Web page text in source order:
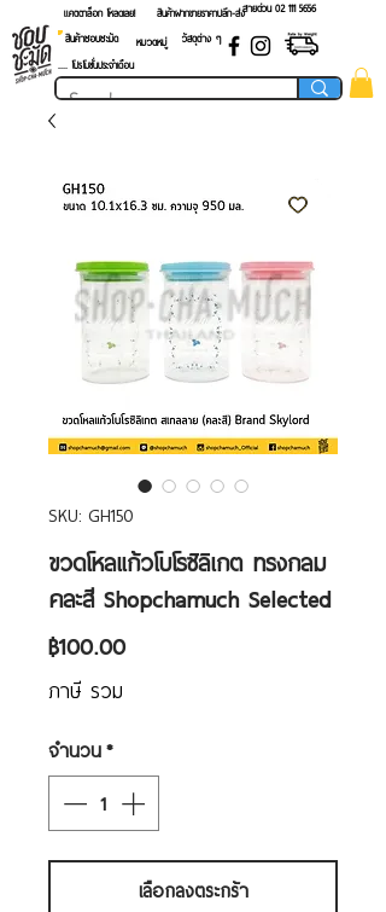
แคตตาล็อก โหลดเลย! สายด่วน 02 ​111 5656
สินค้าฝากขายราคาปลีก-ส่ง
สินค้าชอบชะมัด
หมวดหมู่
วัสดุต่าง ๆ
.... โปรโมชั่นประจำเดือน
SKU: GH150
ขวดโหลแก้วโบโรซิลิเกต ทรงกลม
คละสี Shopchamuch Selected
฿100.00ราคา
ภาษี รวม
จำนวน*
เลือกลงตระกร้า